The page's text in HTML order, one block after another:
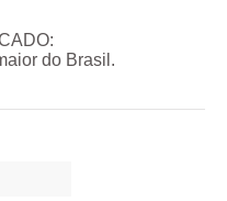
do Brasil.